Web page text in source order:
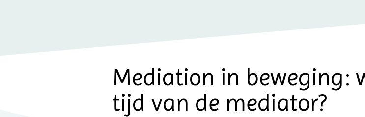
Mediation in beweging:
tijd van de mediator?